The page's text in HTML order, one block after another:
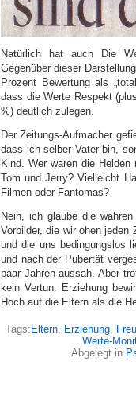
Natürlich hat auch Die
Gegenüber dieser
Prozent Bewertung als
dass die Werte Respekt
%) deutlich zulegen.
Der Zeitungs-Aufmacher
dass ich selber Vater bin,
Kind. Wer waren die
Tom und Jerry? Vielleicht
Filmen oder Fantomas?
Nein, ich glaube die
Vorbilder, die wir ohen jeden
und die uns bedingungslos
und nach der Pubertät
paar Jahren aussah. Aber
kein Vertun: Erziehung
Hoch auf die Eltern als die
Tags: Eltern, Erziehung,
Werte-
Abgelegt in